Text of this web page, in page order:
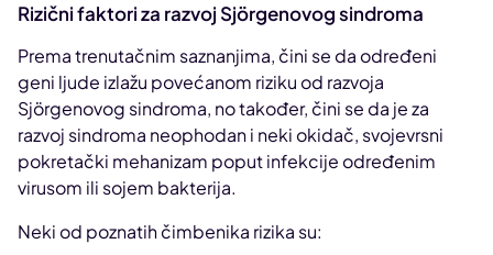
Rizični faktori za razvoj Sjörgenovog sindroma
Prema trenutačnim saznanjima, čini se da određeni
geni ljude izlažu povećanom riziku od razvoja
Sjörgenovog sindroma, no također, čini se da je za
razvoj sindroma neophodan i neki okidač, svojevrsni
pokretački mehanizam poput infekcije određenim
virusom ili sojem bakterija.
Neki od poznatih čimbenika rizika su: